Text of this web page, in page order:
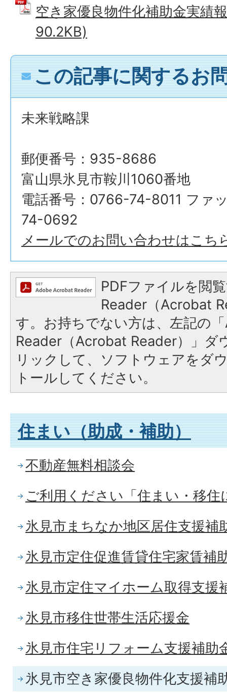
空き家優良物件化補助金実績
90.2KB)
この記事に関するお
未来戦略課
郵便番号：935-8686
富山県氷見市鞍川1060番地
電話番号：0766-74-8011 ファ
74-0692
メールでのお問い合わせはこち
PDFファイルを閲
Reader（Acrobat
す。お持ちでない方は、左記の
Reader（Acrobat Reader）」ダ
リックして、ソフトウェアをダ
トールしてください。
住まい（助成・補助）
不動産無料相談会
ご利用ください「住まい・移住
氷見市まちなか地区居住支援補
氷見市定住促進賃貸住宅家賃補
氷見市定住マイホーム取得支援
氷見市移住世帯生活応援金
氷見市住宅リフォーム支援補助
氷見市空き家優良物件化支援補